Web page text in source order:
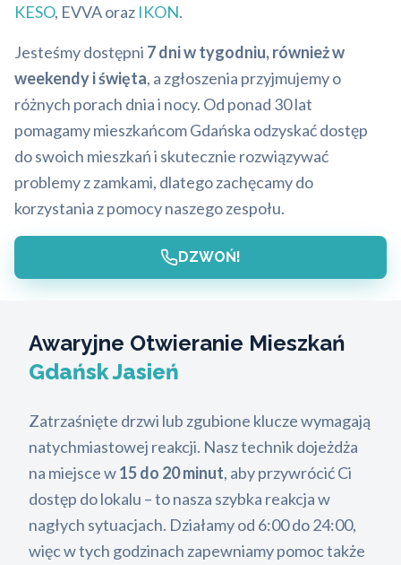
KESO, EVVA oraz IKON.
Jesteśmy dostępni 7 dni w tygodniu, również w
weekendy i święta, a zgłoszenia przyjmujemy o
różnych porach dnia i nocy. Od ponad 30 lat
pomagamy mieszkańcom Gdańska odzyskać dostęp
do swoich mieszkań i skutecznie rozwiązywać
problemy z zamkami, dlatego zachęcamy do
korzystania z pomocy naszego zespołu.
DZWOŃ!
Awaryjne Otwieranie Mieszkań
Gdańsk Jasień
Zatrzaśnięte drzwi lub zgubione klucze wymagają
natychmiastowej reakcji. Nasz technik dojeżdża
na miejsce w15 do 20 minut, aby przywrócić Ci
dostęp do lokalu – to nasza szybka reakcja w
nagłych sytuacjach. Działamy od 6:00 do 24:00,
więc w tych godzinach zapewniamy pomoc także